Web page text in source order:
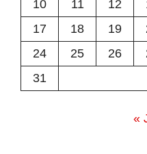
10
11 12
17
18 19
24
25 26
31
«